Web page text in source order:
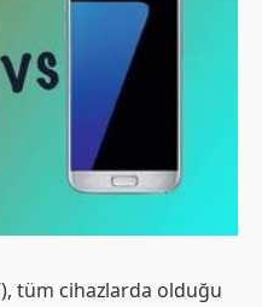
tüm cihazlarda olduğu